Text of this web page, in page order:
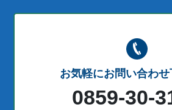
お気軽にお問い合わせ
0859-30-